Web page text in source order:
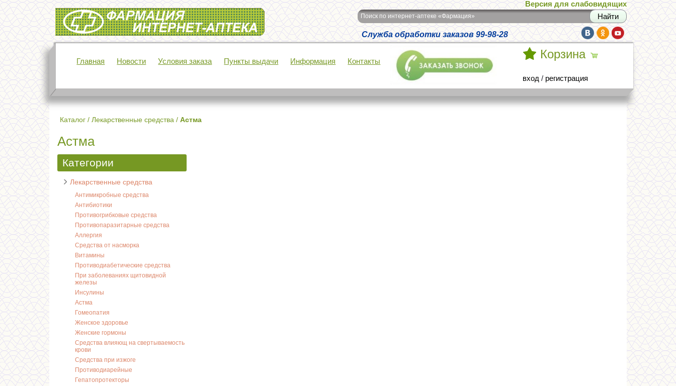
Интернет-аптека Фармация
Версия для слабовидящих
Поиск по интернет-аптеке «Фармация»
Служба обработки заказов 99-98-28
Главная Новости Условия заказа Пункты выдачи Информация Контакты
Корзина
вход / регистрация
Каталог / Лекарственные средства / Астма
Астма
Категории
Лекарственные средства
Антимикробные средства
Антибиотики
Противогрибковые средства
Противопаразитарные средства
Аллергия
Средства от насморка
Витамины
Противодиабетические средства
При заболеваниях щитовидной
железы
Инсулины
Астма
Гомеопатия
Женское здоровье
Женские гормоны
Средства влияющ на свертываемость
крови
Средства при изжоге
Противодиарейные
Гепатопротекторы